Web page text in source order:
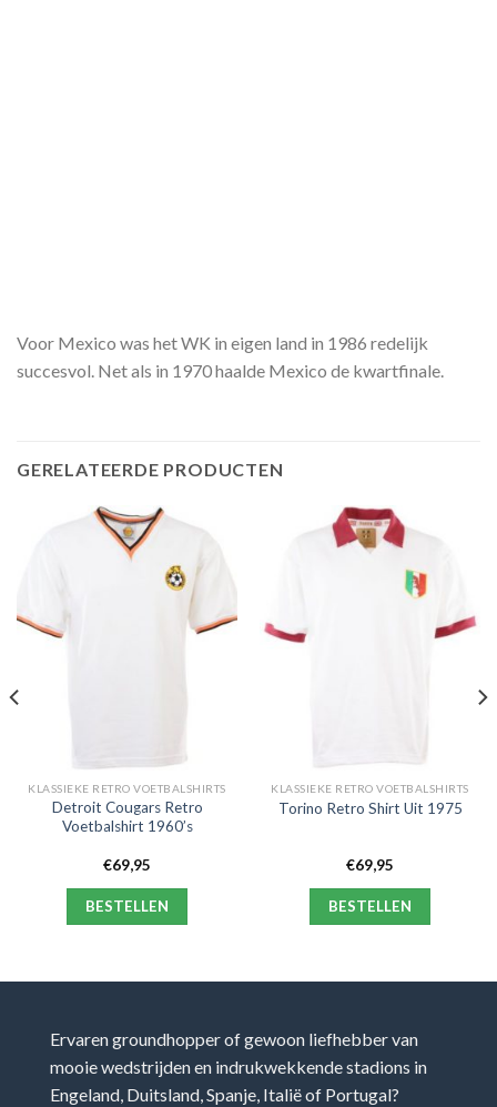
Voor Mexico was het WK in eigen land in 1986 redelijk
succesvol. Net als in 1970 haalde Mexico de kwartfinale.
GERELATEERDE PRODUCTEN
KLASSIEKE RETRO VOETBALSHIRTS
Detroit Cougars Retro
Voetbalshirt 1960’s
€69,95
BESTELLEN
KLASSIEKE RETRO VOETBALSHIRTS
Torino Retro Shirt Uit 1975
€69,95
BESTELLEN
Ervaren groundhopper of gewoon liefhebber van
mooie wedstrijden en indrukwekkende stadions in
Engeland, Duitsland, Spanje, Italië of Portugal?